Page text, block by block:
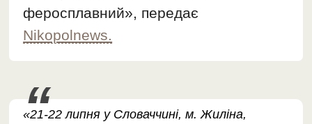
феросплавний», передає
Nikopolnews.
«21-22 липня у Словаччині, м. Жиліна,